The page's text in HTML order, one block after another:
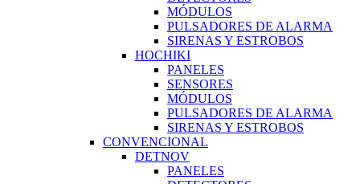
MÓDULOS
PULSADORES DE ALARMA
SIRENAS Y ESTROBOS
HOCHIKI
PANELES
SENSORES
MÓDULOS
PULSADORES DE ALARMA
SIRENAS Y ESTROBOS
CONVENCIONAL
DETNOV
PANELES